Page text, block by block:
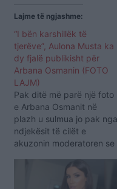
Lajme të ngjashme:
“I bën karshillëk të
tjerëve”, Aulona Musta ka
dy fjalë publikisht për
Arbana Osmanin (FOTO
LAJM)
Pak ditë më parë një foto
e Arbana Osmanit në
plazh u sulmua jo pak nga
ndjekësit të cilët e
akuzonin moderatoren se
rregullat e karantinës.
Pasi Arbana sqaroi të